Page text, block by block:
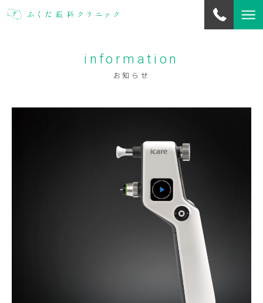
当院について
about us
診療案内
outpatients
白内障・硝子体・緑内障手術
surgery
information
お知らせ